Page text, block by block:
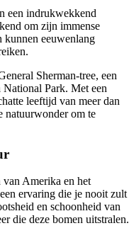
een indrukwekkend
om zijn immense
kunnen eeuwenlang
Sherman-tree, een
National Park. Met een
leeftijd van meer dan
natuurwonder om te
van Amerika en het
ervaring die je nooit zult
en schoonheid van
die deze bomen uitstralen.